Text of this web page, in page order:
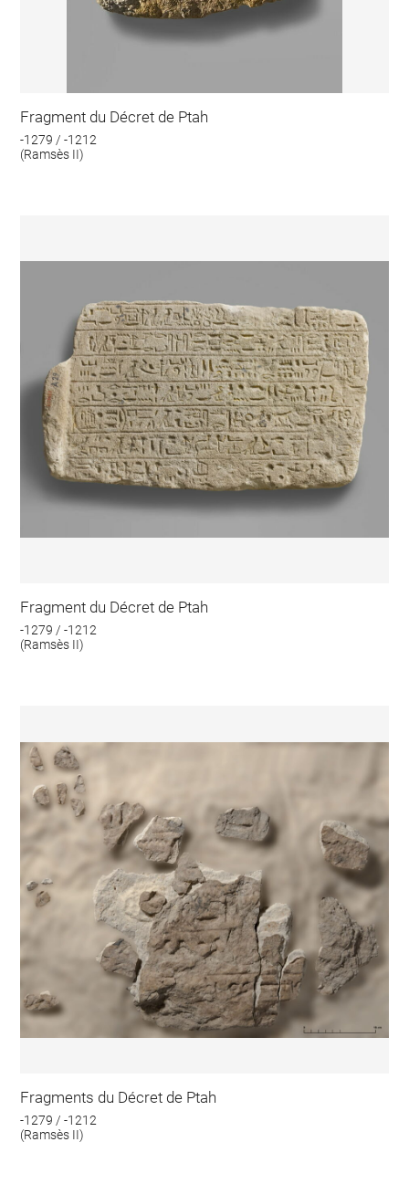
Fragment du Décret de Ptah
-1279 / -1212
(Ramsès II)
Fragment du Décret de Ptah
-1279 / -1212
(Ramsès II)
Fragments du Décret de Ptah
-1279 / -1212
(Ramsès II)